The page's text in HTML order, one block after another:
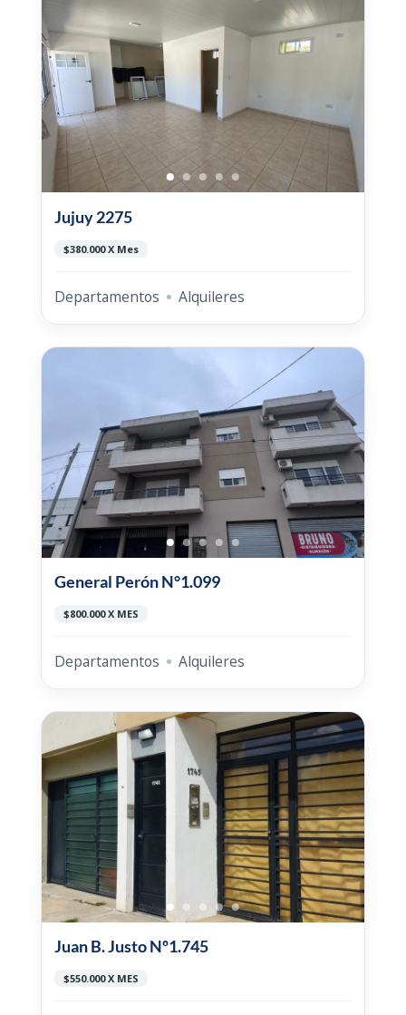
Jujuy 2275
$380.000 X Mes
Departamentos Alquileres
General Perón N°1.099
$800.000 X MES
Departamentos Alquileres
Juan B. Justo Nº1.745
$550.000 X MES